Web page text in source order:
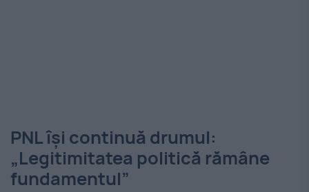
PNL își continuă drumul:
„Legitimitatea politică rămâne
fundamentul”